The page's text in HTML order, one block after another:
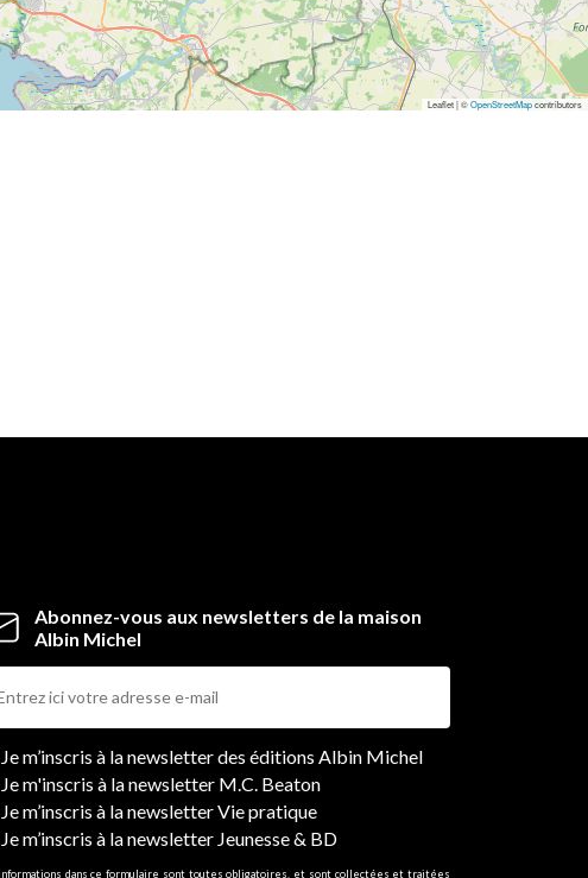
Leaflet | ©OpenStreetMapcontributors
Abonnez-vous aux newsletters de la maison
Albin Michel
Je m’inscris à la newsletter des éditions Albin Michel
Je m'inscris à la newsletter M.C. Beaton
Je m’inscris à la newsletter Vie pratique
Je m’inscris à la newsletter Jeunesse & BD
dans ce formulaire sont toutes obligatoires, et sont collectées et traitées